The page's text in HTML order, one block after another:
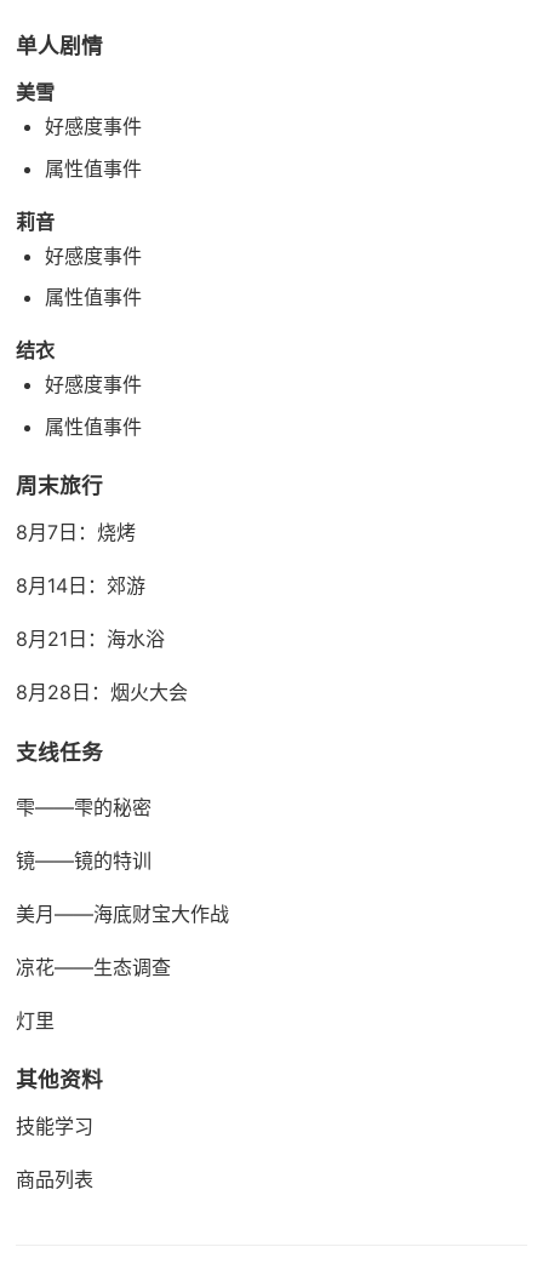
单人剧情
美雪
好感度事件
属性值事件
莉音
好感度事件
属性值事件
结衣
好感度事件
属性值事件
周末旅行
8月7日：烧烤
8月14日：郊游
8月21日：海水浴
8月28日：烟火大会
支线任务
雫——雫的秘密
镜——镜的特训
美月——海底财宝大作战
凉花——生态调查
灯里
其他资料
技能学习
商品列表